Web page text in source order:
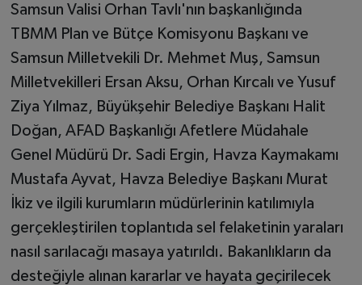
Samsun Valisi Orhan Tavlı'nın başkanlığında
TBMM Plan ve Bütçe Komisyonu Başkanı ve
Samsun Milletvekili Dr. Mehmet Muş, Samsun
Milletvekilleri Ersan Aksu, Orhan Kırcalı ve Yusuf
Ziya Yılmaz, Büyükşehir Belediye Başkanı Halit
Doğan, AFAD Başkanlığı Afetlere Müdahale
Genel Müdürü Dr. Sadi Ergin, Havza Kaymakamı
Mustafa Ayvat, Havza Belediye Başkanı Murat
İkiz ve ilgili kurumların müdürlerinin katılımıyla
gerçekleştirilen toplantıda sel felaketinin yaraları
nasıl sarılacağı masaya yatırıldı. Bakanlıkların da
desteğiyle alınan kararlar ve hayata geçirilecek